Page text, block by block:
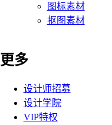
图标素材
抠图素材
更多
设计师招募
设计学院
VIP特权